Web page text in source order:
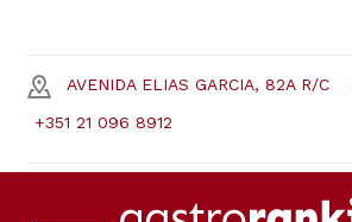
AVENIDA ELIAS GARCIA, 82A R/C
+351 21 096 8912